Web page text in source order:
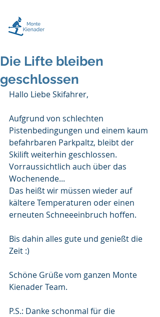
Die Lifte bleiben
geschlossen
Hallo Liebe Skifahrer,
Aufgrund von schlechten
Pistenbedingungen und einem kaum
befahrbaren Parkpaltz, bleibt der
Skilift weiterhin geschlossen.
Vorraussichtlich auch über das
Wochenende...
Das heißt wir müssen wieder auf
kältere Temperaturen oder einen
erneuten Schneeeinbruch hoffen.
Bis dahin alles gute und genießt die
Zeit :)
Schöne Grüße vom ganzen Monte
Kienader Team.
P.S.: Danke schonmal für die